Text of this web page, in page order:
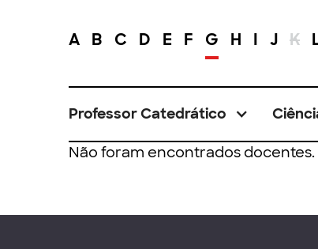
A B C D E F G H I J K
Professor Catedrático
Não foram encontrados docentes.